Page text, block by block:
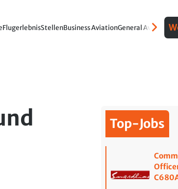
FlugerlebnisStellenBusiness AviationGeneral Aviation
Top-Jobs